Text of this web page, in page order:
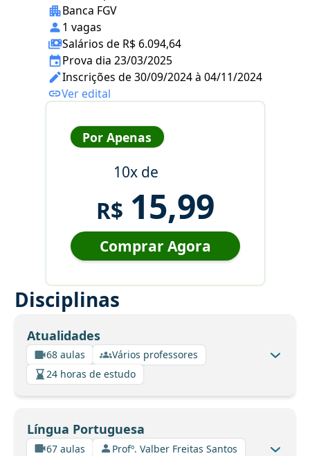
Banca FGV
1 vagas
Salários de R$ 6.094,64
Prova dia 23/03/2025
Inscrições de 30/09/2024 à 04/11/2024
Ver edital
Por Apenas
10x de
R$ 15,99
Comprar Agora
Disciplinas
Atualidades
68 aulas
Vários professores
24 horas de estudo
Língua Portuguesa
67 aulas
Profº. Valber Freitas Santos